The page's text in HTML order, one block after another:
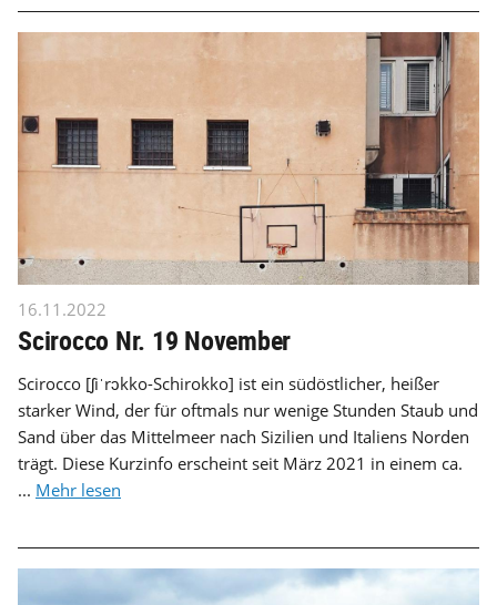
16.11.2022
Scirocco Nr. 19 November
Scirocco [ʃiˈrɔkko-Schirokko] ist ein südöstlicher, heißer
starker Wind, der für oftmals nur wenige Stunden Staub und
Sand über das Mittelmeer nach Sizilien und Italiens Norden
trägt. Diese Kurzinfo erscheint seit März 2021 in einem ca.
... Mehr lesen